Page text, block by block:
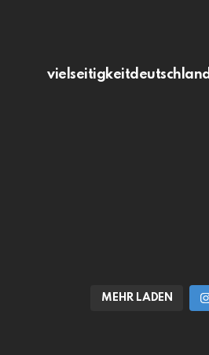
vielseitigkeitdeutschland
MEHR LADEN